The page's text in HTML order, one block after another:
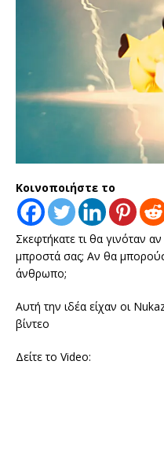
Κοινοποιήστε το
Σκεφτήκατε τι θα γινόταν
μπροστά σας; Αν θα
άνθρωπο;
Αυτή την ιδέα είχαν οι
βίντεο
Δείτε το Video: